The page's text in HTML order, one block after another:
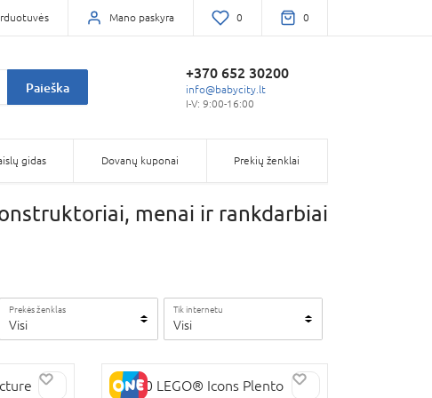
Mano paskyra 0 0
Paieška
+370 652 30200
info@babycity.lt
I-V: 9:00-16:00
gidas Dovanų kuponai Prekių ženklai
menai ir rankdarbiai
Prekės ženklas
Visi
Tik internetu
Visi
11380 LEGO® Icons Plento